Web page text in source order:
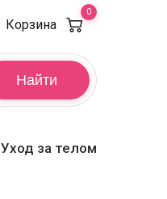
Корзина
0
Найти
Уход за телом